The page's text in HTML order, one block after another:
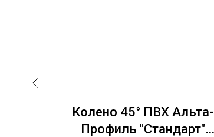
Колено 45° ПВХ Альта-
Профиль "Стандарт"